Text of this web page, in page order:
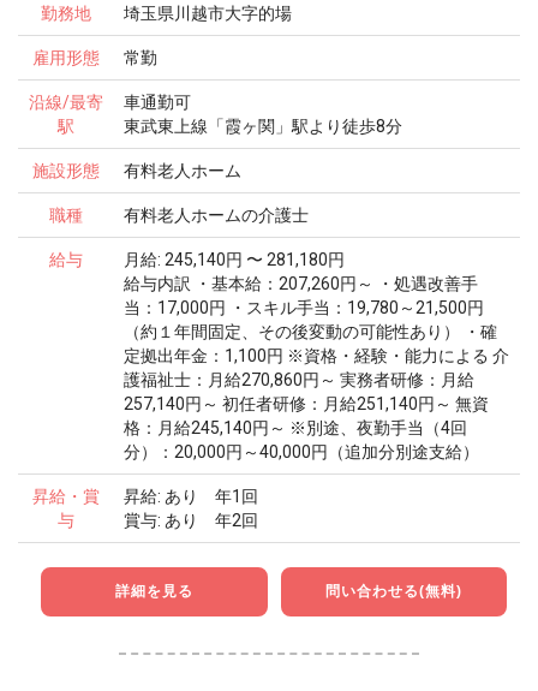
勤務地 埼玉県川越市大字的場
雇用形態 常勤
沿線/最寄
駅
車通勤可
東武東上線「霞ヶ関」駅より徒歩8分
施設形態 有料老人ホーム
職種 有料老人ホームの介護士
給与
月給: 245,140円 〜 281,180円
給与内訳 ・基本給：207,260円～ ・処遇改善手
当：17,000円 ・スキル手当：19,780～21,500円
（約１年間固定、その後変動の可能性あり） ・確
定拠出年金：1,100円 ※資格・経験・能力による 介
護福祉士：月給270,860円～ 実務者研修：月給
257,140円～ 初任者研修：月給251,140円～ 無資
格：月給245,140円～ ※別途、夜勤手当（4回
分）：20,000円～40,000円（追加分別途支給）
昇給・賞
与
昇給: あり 年1回
賞与: あり 年2回
詳細を見る 問い合わせる(無料)